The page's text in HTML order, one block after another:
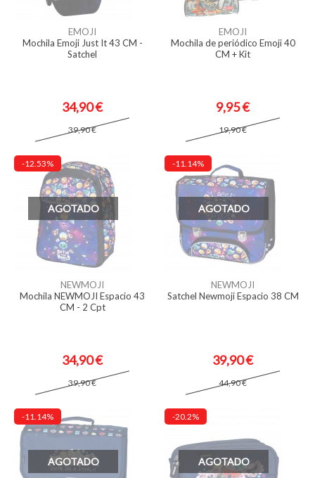
EMOJI
Mochila Emoji Just It 43 CM -
Satchel
34,90 €
39,90 €
EMOJI
Mochila de periódico Emoji 40
CM + Kit
9,95 €
19,90 €
-12.53%
AGOTADO
NEWMOJI
Mochila NEWMOJI Espacio 43
CM - 2 Cpt
34,90 €
39,90 €
-11.14%
AGOTADO
NEWMOJI
Satchel Newmoji Espacio 38 CM
39,90 €
44,90 €
-11.14%
AGOTADO
-20.2%
AGOTADO